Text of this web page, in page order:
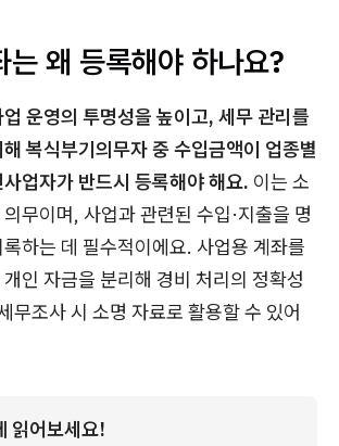
는 왜 등록해야 하나요?
운영의 투명성을 높이고, 세무 관리를
복식부기의무자 중 수입금액이 업종별
업자가 반드시 등록해야 해요. 이는 소
무이며, 사업과 관련된 수입·지출을 명
하는 데 필수적이에요. 사업용 계좌를
인 자금을 분리해 경비 처리의 정확성
무조사 시 소명 자료로 활용할 수 있어
읽어보세요!